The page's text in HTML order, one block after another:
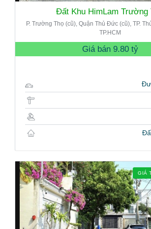
Đất Khu HimLam Trường
P. Trường Thọ (cũ), Quận Thủ Đức (cũ), TP.
TP.HCM
Giá bán 9.80 tỷ
GIÁ